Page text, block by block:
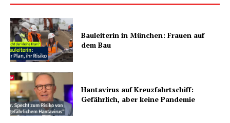
Bauleiterin in München: Frauen auf
dem Bau
Hantavirus auf Kreuzfahrtschiff:
Gefährlich, aber keine Pandemie